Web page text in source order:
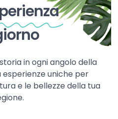
in ogni angolo della
esperienze uniche per
e le bellezze della tua